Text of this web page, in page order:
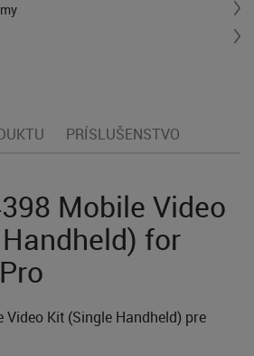
PRÍSLUŠENSTVO
Mobile Video
for
Kit (Single Handheld) pre